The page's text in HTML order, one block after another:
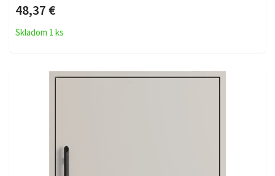
48,37 €
Skladom 1 ks